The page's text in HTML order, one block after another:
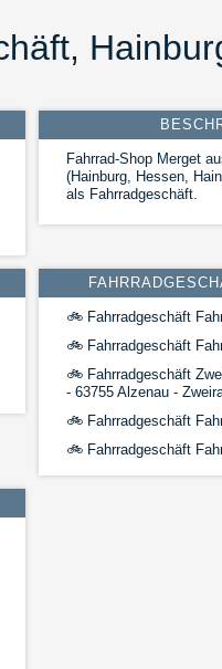
Fahrrad-Shop Merget
(Hainburg, Hessen,
als Fahrradgeschäft.
🚲 Fahrradgeschäft
🚲 Fahrradgeschäft
🚲 Fahrradgeschäft
- 63755 Alzenau -
🚲 Fahrradgeschäft
🚲 Fahrradgeschäft